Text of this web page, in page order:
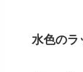
水色のラ